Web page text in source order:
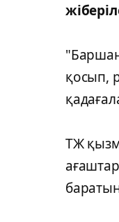
қосып,
ТЖ